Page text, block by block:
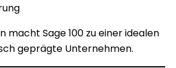
macht Sage 100 zu einer idealen
geprägte Unternehmen.